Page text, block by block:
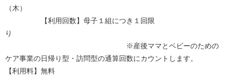
（木）
【利用回数】母子１組につき１回限
り
※産後ママとベビーのための
ケア事業の日帰り型・訪問型の通算回数にカウントします。
【利用料】無料